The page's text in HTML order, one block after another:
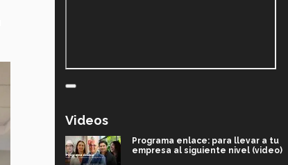
Videos
Programa enlace: para llevar a tu
empresa al siguiente nivel (video)